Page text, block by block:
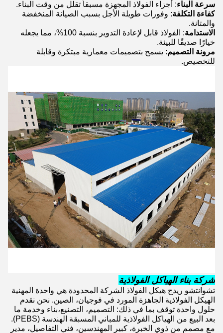
سرعة البناء: أجزاء الفولاذ المجهزة مسبقاً تقلل من وقت البناء.
كفاءة التكلفة: وفورات طويلة الأجل بسبب الصيانة المنخفضة
والمتانة.
الاستدامة
: الفولاذ قابل لإعادة التدوير بنسبة 100%، مما يجعله
خيارًا صديقًا للبيئة.
مرونة التصميم: يسمح بتصميمات معمارية مبتكرة وقابلة
للتخصيص.
شركة بناء الهياكل الفولاذية
تشوانتشو ريدج هيكل الفولاذ الشركة المحدودة هي واحدة المهنية
الهيكل الفولاذية الجاهزة المورد في فوجيان، الصين. نحن نقدم
حلول واحدة توقف بما في ذلك: التصميم، التصنيع،بناء وخدمة ما
بعد البيع من الهياكل الفولاذية للمباني المسبقة الهندسة (PEBS).
مع مصمم من ذوي الخبرة، كبير المهندسين، فني التفاصيل، مدير